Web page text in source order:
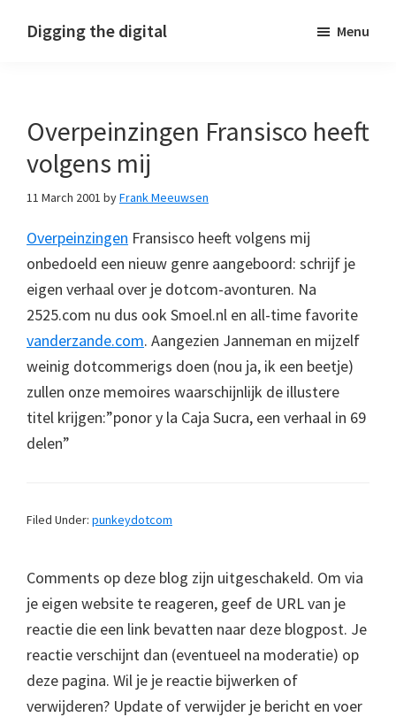
Digging the digital Menu
Overpeinzingen Fransisco heeft
volgens mij
11 March 2001 byFrank Meeuwsen
Overpeinzingen Fransisco heeft volgens mij
onbedoeld een nieuw genre aangeboord: schrijf je
eigen verhaal over je dotcom-avonturen. Na
2525.com nu dus ook Smoel.nl en all-time favorite
vanderzande.com. Aangezien Janneman en mijzelf
weinig dotcommerigs doen (nou ja, ik een beetje)
zullen onze memoires waarschijnlijk de illustere
titel krijgen:”ponor y la Caja Sucra, een verhaal in 69
delen”
Filed Under: punkeydotcom
Comments op deze blog zijn uitgeschakeld. Om via
je eigen website te reageren, geef de URL van je
reactie die een link bevatten naar deze blogpost. Je
reactie verschijnt dan (eventueel na moderatie) op
deze pagina. Wil je je reactie bijwerken of
verwijderen? Update of verwijder je bericht en voer